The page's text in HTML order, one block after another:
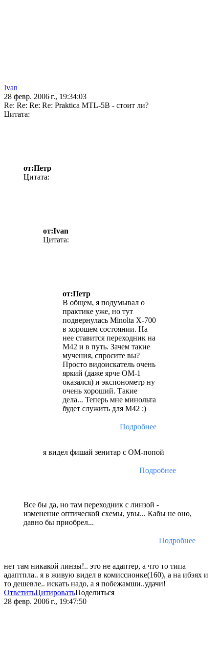
Ivan
28 февр. 2006 г., 19:34:03
Re: Re: Re: Re: Praktica MTL-5B - стоит ли?
Цитата:
от:Петр
Цитата:
от:Ivan
Цитата:
от:Петр
В общем, я подумывал о
практике уже, но тут
подвернулась Minolta X-700
в хорошем состоянии. На
нее ставится переходник на
М42 и в путь. Зачем такие
мучения, спросите вы?
Просто видоискатель очень
яркий (даже ярче ОМ-1
оказался) и экспонометр ну
очень хороший. Такие
дела... Теперь мне минольта
будет служить для М42 :)
Подробнее
я видел фишай зенитар с ОМ-попой
Подробнее
Все бы да, но там переходник с линзой -
изменение оптической схемы, увы... Кабы не оно,
давно бы приобрел...
Подробнее
нет там никакой линзы!.. это не адаптер, а что то типа
адаптпла.. я в живую видел в комиссионке(160), а на ибэях и
то дешевле.. искать надо, а я побежамши..удачи!
ОтветитьЦитироватьПоделиться
28 февр. 2006 г., 19:47:50